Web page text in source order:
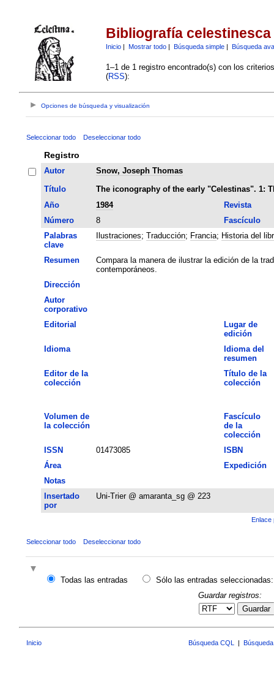
Bibliografía celestinesca
Inicio| Mostrar todo| Búsqueda simple| Búsqueda
1–1 de 1 registro encontrado(s) con los
(RSS):
Opciones de búsqueda y visualización
Seleccionar todo Deseleccionar todo
Registro
Autor
Snow, Joseph Thomas
Título
The iconography of the early "Celestinas". 1:
Año
1984
Revista
Número
8
Fascículo
Palabras
clave
Ilustraciones; Traducción; Francia; Historia del
Resumen
Compara la manera de ilustrar la edición de la
contemporáneos.
Dirección
Autor
corporativo
Editorial
Lugar de
edición
Idioma
Idioma del
resumen
Editor de la
colección
Título de la
colección
Volumen de
la colección
Fascículo
de la
colección
ISSN
01473085
ISBN
Área
Expedición
Notas
Insertado
por
Uni-Trier @ amaranta_sg @ 223
Enlace
Seleccionar todo Deseleccionar todo
Todas las entradas
Sólo las entradas seleccionadas:
Guardar registros:
Guardar
Inicio Búsqueda CQL